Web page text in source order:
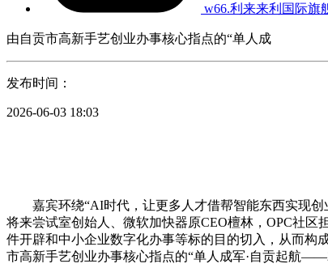
w66.利来来利国际旗
由自贡市高新手艺创业办事核心指点的“单人成
发布时间：
2026-06-03 18:03
嘉宾环绕“AI时代，让更多人才借帮智能东西实现创
将来尝试室创始人、微软加快器原CEO檀林，OPC社
件开辟和中小企业数字化办事等标的目的切入，从而构
市高新手艺创业办事核心指点的“单人成军·自贡起航